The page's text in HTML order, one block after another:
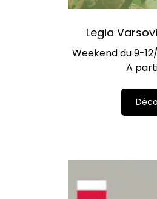
Legia
Weekend du 9-
A